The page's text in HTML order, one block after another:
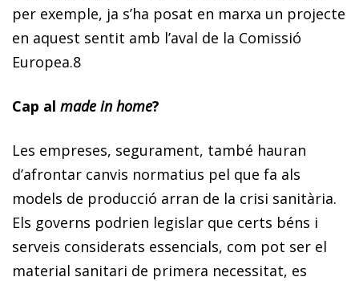
per exemple, ja s’ha posat en marxa un projecte
en aquest sentit amb l’aval de la Comissió
Europea.8
Cap al made in home?
Les empreses, segurament, també hauran
d’afrontar canvis normatius pel que fa als
models de producció arran de la crisi sanitària.
Els governs podrien legislar que certs béns i
serveis considerats essencials, com pot ser el
material sanitari de primera necessitat, es